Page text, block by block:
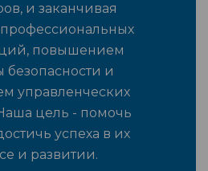
и заканчивая
повышением
безопасности и
управленческих
цель - помочь
успеха в их
и развитии.